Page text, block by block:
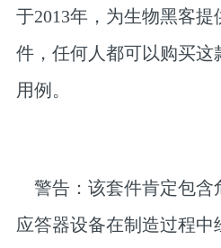
于2013年，为生物黑客提
件，任何人都可以购买这
用例。
警告：该套件肯定包含
应答器设备在制造过程中